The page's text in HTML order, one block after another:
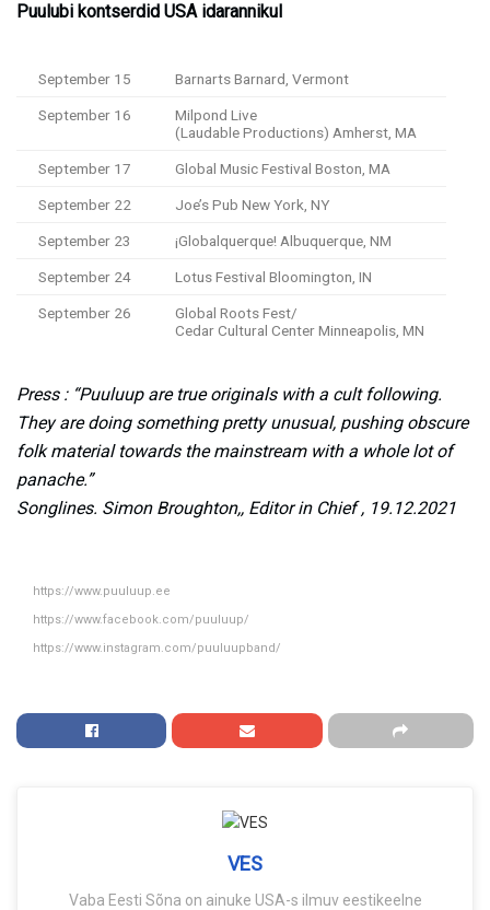
Puulubi kontserdid USA idarannikul
September 15 Barnarts Barnard, Vermont
September 16
Milpond Live
(Laudable Productions) Amherst, MA
September 17 Global Music Festival Boston, MA
September 22 Joe’s Pub New York, NY
September 23 ¡Globalquerque! Albuquerque, NM
September 24 Lotus Festival Bloomington, IN
September 26
Global Roots Fest/
Cedar Cultural Center Minneapolis, MN
Press : “Puuluup are true originals with a cult following.
They are doing something pretty unusual, pushing obscure
folk material towards the mainstream with a whole lot of
panache.”
Songlines. Simon Broughton,, Editor in Chief , 19.12.2021
https://www.puuluup.ee
https://www.facebook.com/puuluup/
https://www.instagram.com/puuluupband/
VES
Vaba Eesti Sõna on ainuke USA-s ilmuv eestikeelne